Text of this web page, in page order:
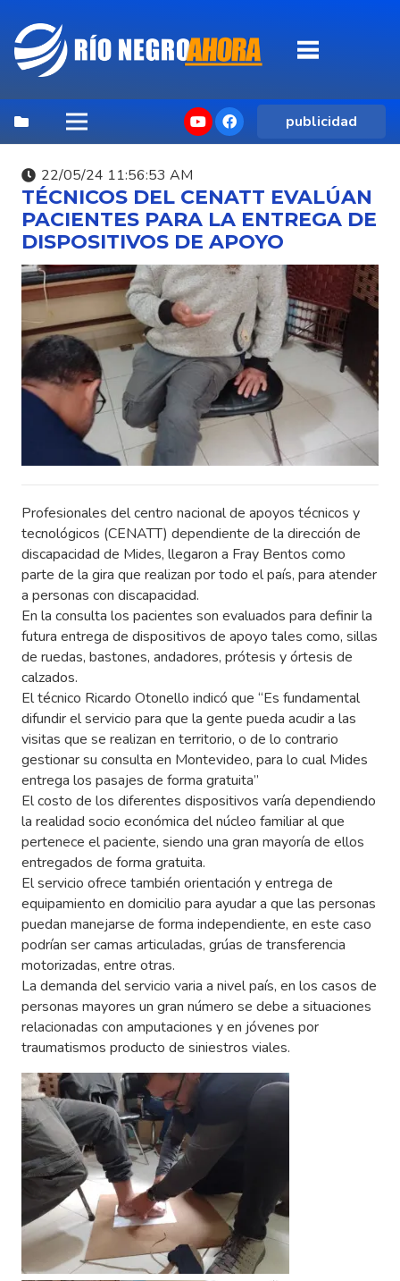
publicidad
22/05/24 11:56:53 AM
TÉCNICOS DEL CENATT EVALÚAN
PACIENTES PARA LA ENTREGA DE
DISPOSITIVOS DE APOYO
Profesionales del centro nacional de apoyos técnicos y
tecnológicos (CENATT) dependiente de la dirección de
discapacidad de Mides, llegaron a Fray Bentos como
parte de la gira que realizan por todo el país, para atender
a personas con discapacidad.
En la consulta los pacientes son evaluados para definir la
futura entrega de dispositivos de apoyo tales como, sillas
de ruedas, bastones, andadores, prótesis y órtesis de
calzados.
El técnico Ricardo Otonello indicó que “Es fundamental
difundir el servicio para que la gente pueda acudir a las
visitas que se realizan en territorio, o de lo contrario
gestionar su consulta en Montevideo, para lo cual Mides
entrega los pasajes de forma gratuita”
El costo de los diferentes dispositivos varía dependiendo
la realidad socio económica del núcleo familiar al que
pertenece el paciente, siendo una gran mayoría de ellos
entregados de forma gratuita.
El servicio ofrece también orientación y entrega de
equipamiento en domicilio para ayudar a que las personas
puedan manejarse de forma independiente, en este caso
podrían ser camas articuladas, grúas de transferencia
motorizadas, entre otras.
La demanda del servicio varia a nivel país, en los casos de
personas mayores un gran número se debe a situaciones
relacionadas con amputaciones y en jóvenes por
traumatismos producto de siniestros viales.